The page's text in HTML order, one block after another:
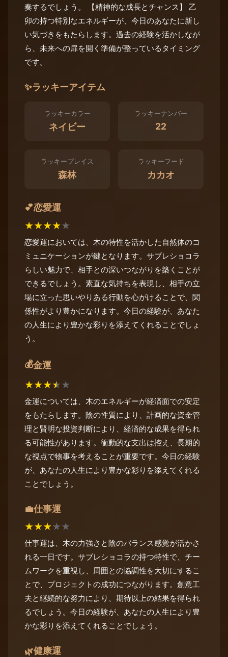
奏するでしょう。 【精神的な成長とチャンス】 乙
卯の持つ特別なエネルギーが、今日のあなたに新し
い気づきをもたらします。過去の経験を活かしなが
ら、未来への扉を開く準備が整っているタイミング
です。
✨ラッキーアイテム
ラッキーカラー
ネイビー
ラッキーナンバー
22
ラッキープレイス
森林
ラッキーフード
カカオ
💕恋愛運
★★★★★
恋愛運においては、木の特性を活かした自然体のコ
ミュニケーションが鍵となります。サブレショコラ
らしい魅力で、相手との深いつながりを築くことが
できるでしょう。素直な気持ちを表現し、相手の立
場に立った思いやりある行動を心がけることで、関
係性がより豊かになります。今日の経験が、あなた
の人生により豊かな彩りを添えてくれることでしょ
う。
💰金運
★★★★★
金運については、木のエネルギーが経済面での安定
をもたらします。陰の性質により、計画的な資金管
理と賢明な投資判断により、経済的な成果を得られ
る可能性があります。衝動的な支出は控え、長期的
な視点で物事を考えることが重要です。今日の経験
が、あなたの人生により豊かな彩りを添えてくれる
ことでしょう。
💼仕事運
★★★★★
仕事運は、木の力強さと陰のバランス感覚が活かさ
れる一日です。サブレショコラの持つ特性で、チー
ムワークを重視し、周囲との協調性を大切にするこ
とで、プロジェクトの成功につながります。創意工
夫と継続的な努力により、期待以上の結果を得られ
るでしょう。今日の経験が、あなたの人生により豊
かな彩りを添えてくれることでしょう。
🌿健康運